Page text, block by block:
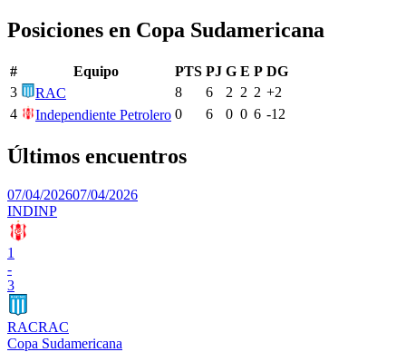
Posiciones en Copa Sudamericana
# Equipo PTS PJ G E P DG
3
RAC 8 6 2 2 2 +2
4
Independiente Petrolero 0 6 0 0 6 -12
Últimos encuentros
07/04/202607/04/2026
INDINP
1
-
3
RACRAC
Copa Sudamericana